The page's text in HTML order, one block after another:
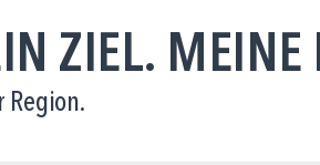
ZIEL. MEINE
Region.